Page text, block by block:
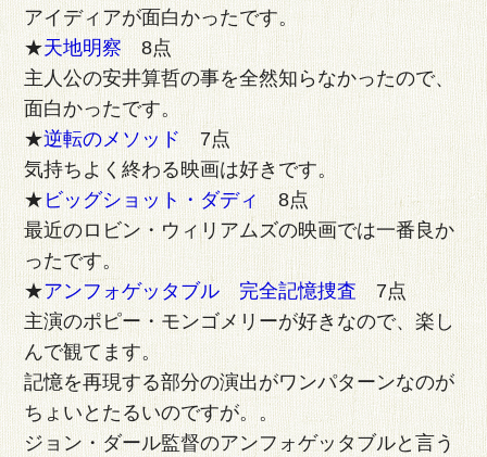
アイディアが面白かったです。
★天地明察8点
主人公の安井算哲の事を全然知らなかったので、
面白かったです。
★逆転のメソッド7点
気持ちよく終わる映画は好きです。
★ビッグショット・ダディ8点
最近のロビン・ウィリアムズの映画では一番良か
ったです。
★アンフォゲッタブル 完全記憶捜査7点
主演のポピー・モンゴメリーが好きなので、楽し
んで観てます。
記憶を再現する部分の演出がワンパターンなのが
ちょいとたるいのですが。。
ジョン・ダール監督のアンフォゲッタブルと言う